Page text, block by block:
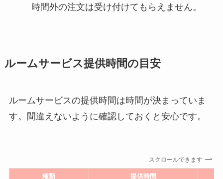
時間外の注文は受け付けてもらえません。
ルームサービス提供時間の目安
ルームサービスの提供時間は時間が決まっていま
す。間違えないように確認しておくと安心です。
スクロールできます
種類 提供時間